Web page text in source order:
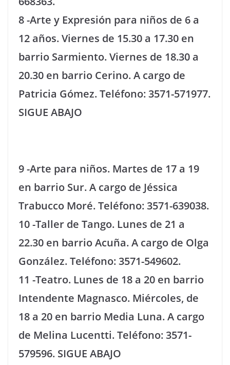
8 -Arte y Expresión para niños de 6 a
12 años. Viernes de 15.30 a 17.30 en
barrio Sarmiento. Viernes de 18.30 a
20.30 en barrio Cerino. A cargo de
Patricia Gómez. Teléfono: 3571-571977.
SIGUE ABAJO
9 -Arte para niños. Martes de 17 a 19
en barrio Sur. A cargo de Jéssica
Trabucco Moré. Teléfono: 3571-639038.
10 -Taller de Tango. Lunes de 21 a
22.30 en barrio Acuña. A cargo de Olga
González. Teléfono: 3571-549602.
11 -Teatro. Lunes de 18 a 20 en barrio
Intendente Magnasco. Miércoles, de
18 a 20 en barrio Media Luna. A cargo
de Melina Lucentti. Teléfono: 3571-
579596. SIGUE ABAJO